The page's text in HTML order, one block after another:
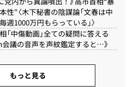
性”〈木下秘書の陰謀論「文春は中
週1000万円もらっている」〉
「中傷動画」全ての疑問に答える
会議の音声を声紋鑑定すると…》
もっと見る